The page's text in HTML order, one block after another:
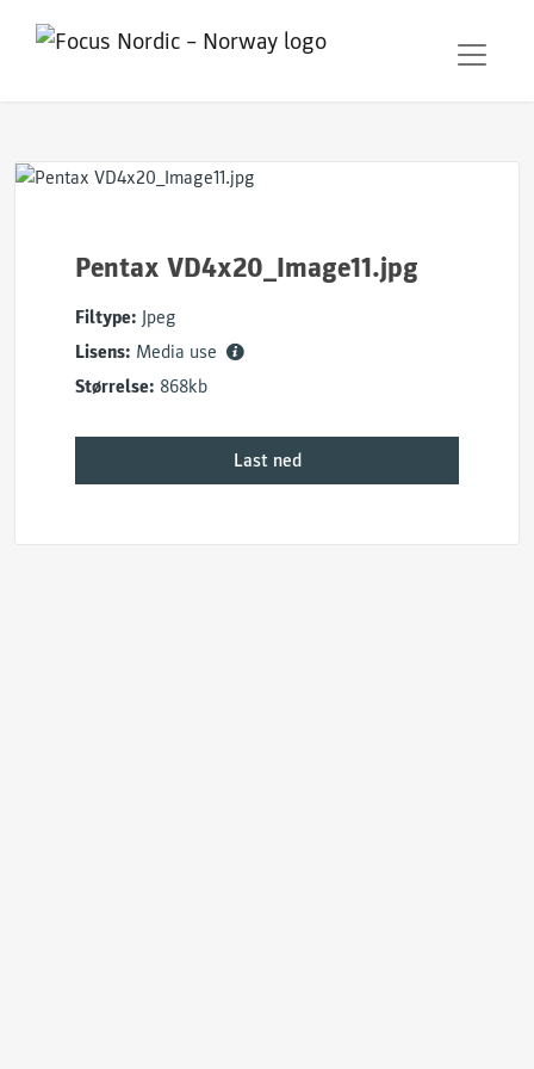
Pentax VD4x20_Image11.jpg
Filtype: Jpeg
Lisens: Media use
Størrelse: 868kb
Last ned